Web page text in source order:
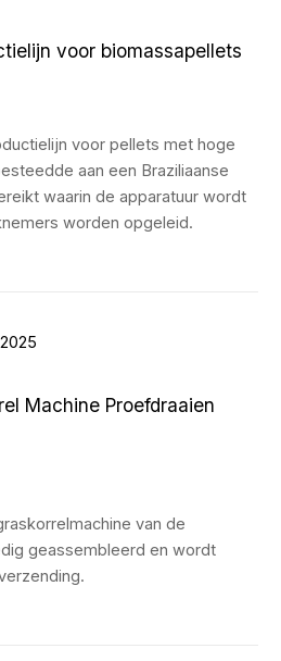
voor biomassapellets
voor pellets met hoge
aan een Braziliaanse
waarin de apparatuur wordt
worden opgeleid.
Machine Proefdraaien
van de
geassembleerd en wordt